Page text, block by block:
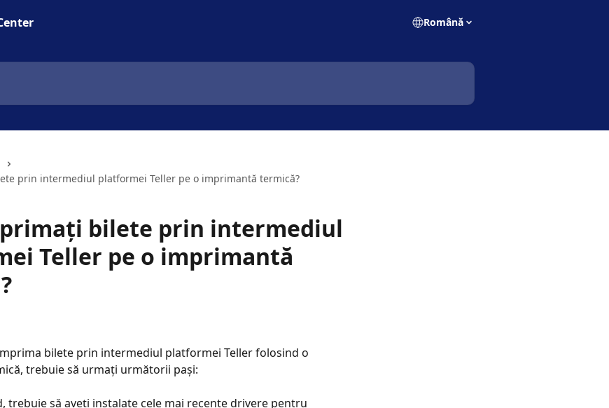
Română
prin intermediul platformei Teller pe o imprimantă termică?
bilete prin intermediul
Teller pe o imprimantă
bilete prin intermediul platformei Teller folosind o
trebuie să urmați următorii pași:
trebuie să aveți instalate cele mai recente drivere pentru